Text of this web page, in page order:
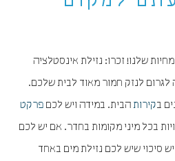
שלנו! זכרו: נזילת אינסטלציה
לגרום לנזק חמור מאוד לבית שלכם.
בקירותהבית. במידה ויש לכם פרקט
בכל מיני מקומות בחדר. אם יש לכם
סיכוי שיש לכם נזילת מים באחד